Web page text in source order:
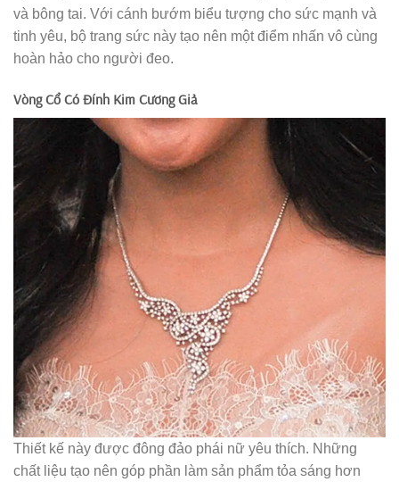
và bông tai. Với cánh bướm biểu tượng cho sức mạnh và
tinh yêu, bộ trang sức này tạo nên một điểm nhấn vô cùng
hoàn hảo cho người đeo.
Vòng Cổ Có Đính Kim Cương Giả
Thiết kế này được đông đảo phái nữ yêu thích. Những
chất liệu tạo nên góp phần làm sản phẩm tỏa sáng hơn